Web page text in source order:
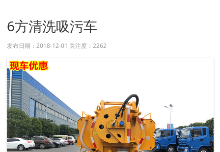
6方清洗吸污车
发布日期：2018-12-01 关注度： 2262